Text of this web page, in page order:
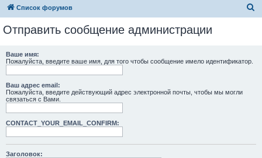
Список форумов
Отправить сообщение администрации
Ваше имя:
Пожалуйста, введите ваше имя, для того чтобы сообщение имело идентификатор.
Ваш адрес email:
Пожалуйста, введите действующий адрес электронной почты, чтобы мы могли
связаться с Вами.
CONTACT_YOUR_EMAIL_CONFIRM:
Заголовок: